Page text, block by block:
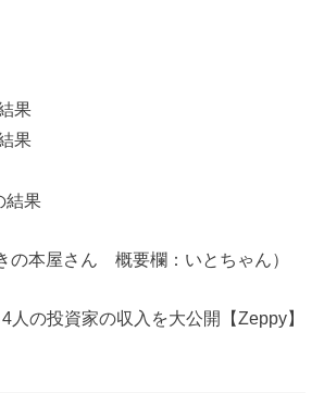
果
果
結果
の本屋さん 概要欄：いとちゃん）
4人の投資家の収入を大公開【Zeppy】